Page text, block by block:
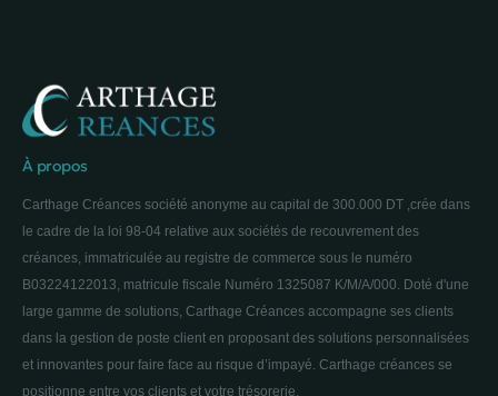
À propos ​
Carthage Créances société anonyme au capital de 300.000 DT ,crée dans
le cadre de la loi 98-04 relative aux sociétés de recouvrement des
créances, immatriculée au registre de commerce sous le numéro
B03224122013, matricule fiscale Numéro 1325087 K/M/A/000. Doté d'une
large gamme de solutions, Carthage Créances accompagne ses clients
dans la gestion de poste client en proposant des solutions personnalisées
et innovantes pour faire face au risque d’impayé. Carthage créances se
positionne entre vos clients et votre trésorerie.